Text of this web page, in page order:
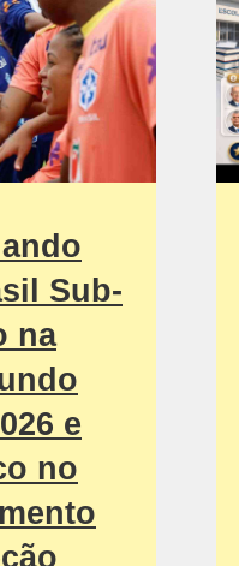
Sub-
na
e
no